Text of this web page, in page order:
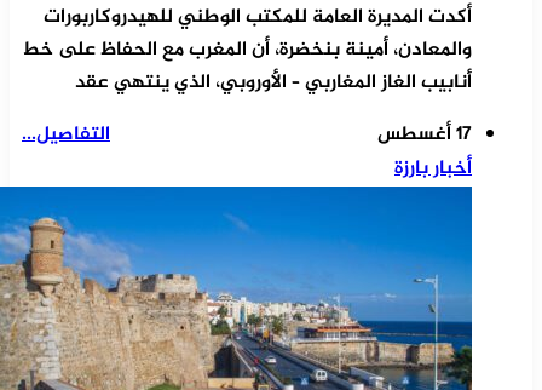
أكدت المديرة العامة للمكتب الوطني للهيدروكاربورات
والمعادن، أمينة بنخضرة، أن المغرب مع الحفاظ على خط
أنابيب الغاز المغاربي – الأوروبي، الذي ينتهي عقد
التفاصيل...
17 أغسطس
أخبار بارزة